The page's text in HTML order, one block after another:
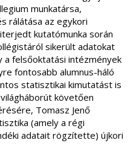
munkatársa,
rálátása az egykori
kutatómunka során
sikerült adatokat
a felsőoktatási intézmények
fontosabb alumnus-háló
statisztikai kimutatást is
követően
Tomasz Jenő
(amely a régi
adatait rögzítette) újkori